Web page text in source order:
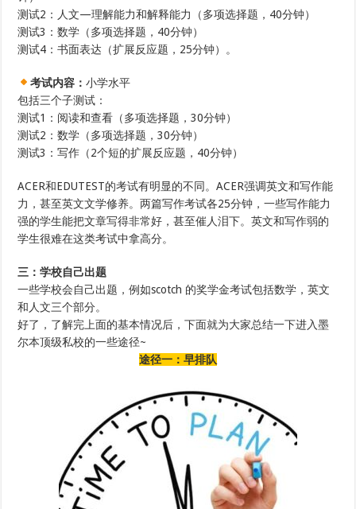
测试2：人文—理解能力和解释能力（多项选择题，40分钟）
测试3：数学（多项选择题，40分钟）
测试4：书面表达（扩展反应题，25分钟）。
考试内容：小学水平
包括三个子测试：
测试1：阅读和查看（多项选择题，30分钟）
测试2：数学（多项选择题，30分钟）
测试3：写作（2个短的扩展反应题，40分钟）
ACER和EDUTEST的考试有明显的不同。ACER强调英文和写作能
力，甚至英文文学修养。两篇写作考试各25分钟，一些写作能力
强的学生能把文章写得非常好，甚至催人泪下。英文和写作弱的
学生很难在这类考试中拿高分。
三：学校自己出题
一些学校会自己出题，例如scotch 的奖学金考试包括数学，英文
和人文三个部分。
好了，了解完上面的基本情况后，下面就为大家总结一下进入墨
尔本顶级私校的一些途径~
途径一：早排队